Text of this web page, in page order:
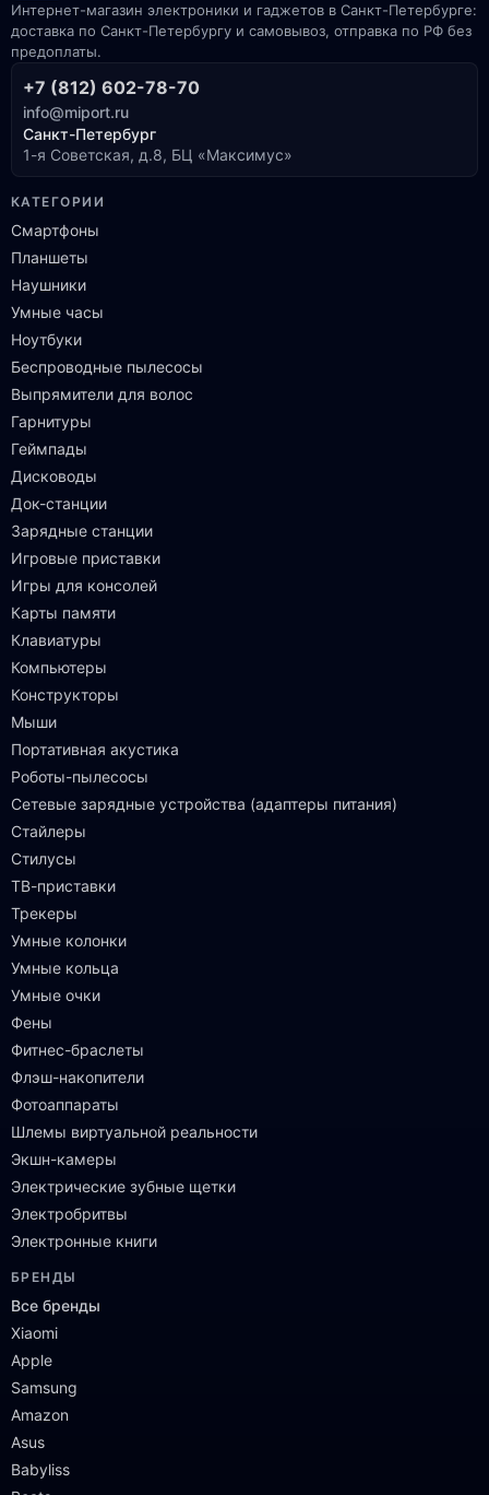
Интернет-магазин электроники и гаджетов в Санкт-Петербурге:
доставка по Санкт-Петербургу и самовывоз, отправка по РФ без
предоплаты.
+7 (812) 602-78-70
info@miport.ru
Санкт-Петербург
1-я Советская, д.8, БЦ «Максимус»
КАТЕГОРИИ
Смартфоны
Планшеты
Наушники
Умные часы
Ноутбуки
Беспроводные пылесосы
Выпрямители для волос
Гарнитуры
Геймпады
Дисководы
Док-станции
Зарядные станции
Игровые приставки
Игры для консолей
Карты памяти
Клавиатуры
Компьютеры
Конструкторы
Мыши
Портативная акустика
Роботы-пылесосы
Сетевые зарядные устройства (адаптеры питания)
Стайлеры
Стилусы
ТВ-приставки
Трекеры
Умные колонки
Умные кольца
Умные очки
Фены
Фитнес-браслеты
Флэш-накопители
Фотоаппараты
Шлемы виртуальной реальности
Экшн-камеры
Электрические зубные щетки
Электробритвы
Электронные книги
БРЕНДЫ
Все бренды
Xiaomi
Apple
Samsung
Amazon
Asus
Babyliss